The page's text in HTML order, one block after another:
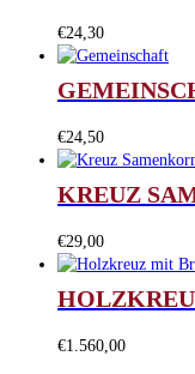
€24,30
€24,50
KREUZ
€29,00
€1.560,00